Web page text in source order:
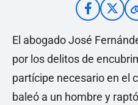
El abogado José
por los delitos de
partícipe necesario en el
baleó a un hombre y